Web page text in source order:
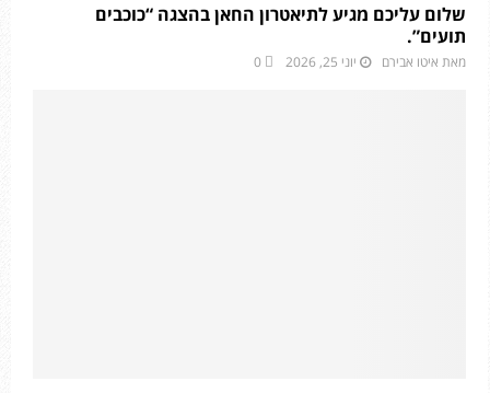
שלום עליכם מגיע לתיאטרון החאן בהצגה “כוכבים
תועים”.
מאת איטו אבירם יוני 25, 2026 0